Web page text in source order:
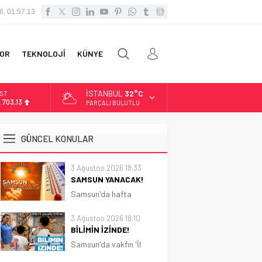
01:57:14
TEKNOLOJİ KÜNYE
İSTANBUL 32°C
PARÇALI BULUTLU
GÜNCEL KONULAR
3 Ağustos 2026 18:33
SAMSUN YANACAK!
Samsun'da hafta
hava etkili olacak.
Sıcaklık 31 dereceye
kadar çıkacak
3 Ağustos 2026 18:10
BİLİMİN İZİNDE!
Samsun'da vakfın 'İl